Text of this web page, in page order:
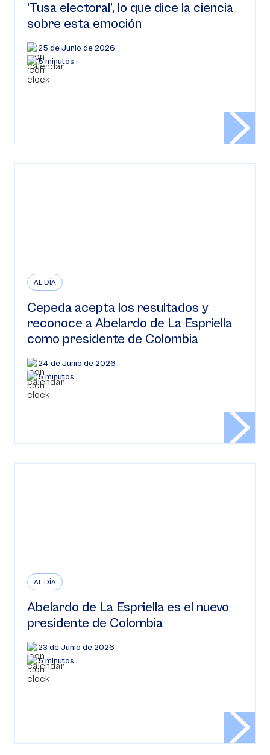
‘Tusa electoral’, lo que dice la ciencia
sobre esta emoción
25 de Junio de 2026
5 minutos
AL DÍA
Cepeda acepta los resultados y
reconoce a Abelardo de La Espriella
como presidente de Colombia
24 de Junio de 2026
5 minutos
AL DÍA
Abelardo de La Espriella es el nuevo
presidente de Colombia
23 de Junio de 2026
5 minutos